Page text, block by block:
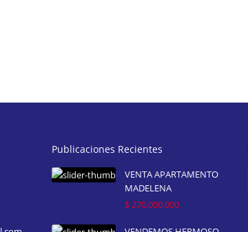
Publicaciones Recientes
VENTA APARTAMENTO
MADELENA
$ 270,000,000